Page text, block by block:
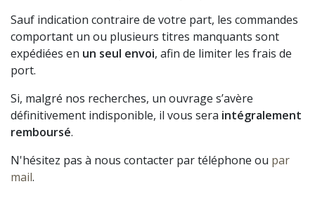
Sauf indication contraire de votre part, les commandes
comportant un ou plusieurs titres manquants sont
expédiées en un seul envoi, afin de limiter les frais de
port.
Si, malgré nos recherches, un ouvrage s’avère
définitivement indisponible, il vous sera intégralement
remboursé.
N'hésitez pas à nous contacter par téléphone ou par
mail.